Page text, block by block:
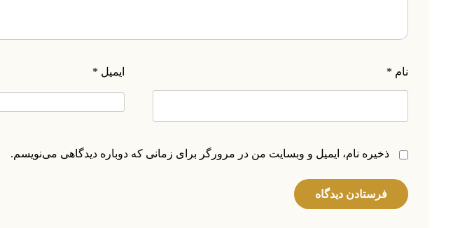
نام * ایمیل *
ذخیره نام، ایمیل و وبسایت من در مرورگر برای زمانی که دوباره دیدگاهی می‌نویسم.
۰۲۱-۸۸۲۰۲۷۱۱-۲